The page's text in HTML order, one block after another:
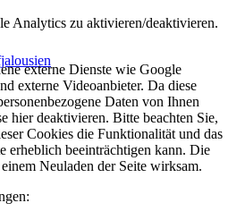
Analytics zu aktivieren/deaktivieren.
externe Dienste wie Google
externe Videoanbieter. Da diese
Daten von Ihnen
hier deaktivieren. Bitte beachten Sie,
Cookies die Funktionalität und das
erheblich beeinträchtigen kann. Die
Neuladen der Seite wirksam.